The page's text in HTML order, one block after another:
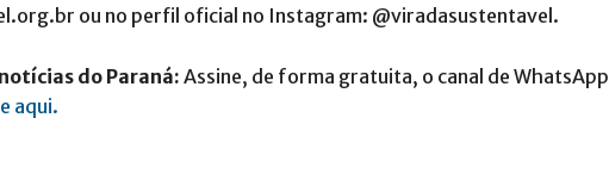
ou no perfil oficial no Instagram: @viradasustentavel.
do Paraná: Assine, de forma gratuita, o canal de WhatsApp
aqui.